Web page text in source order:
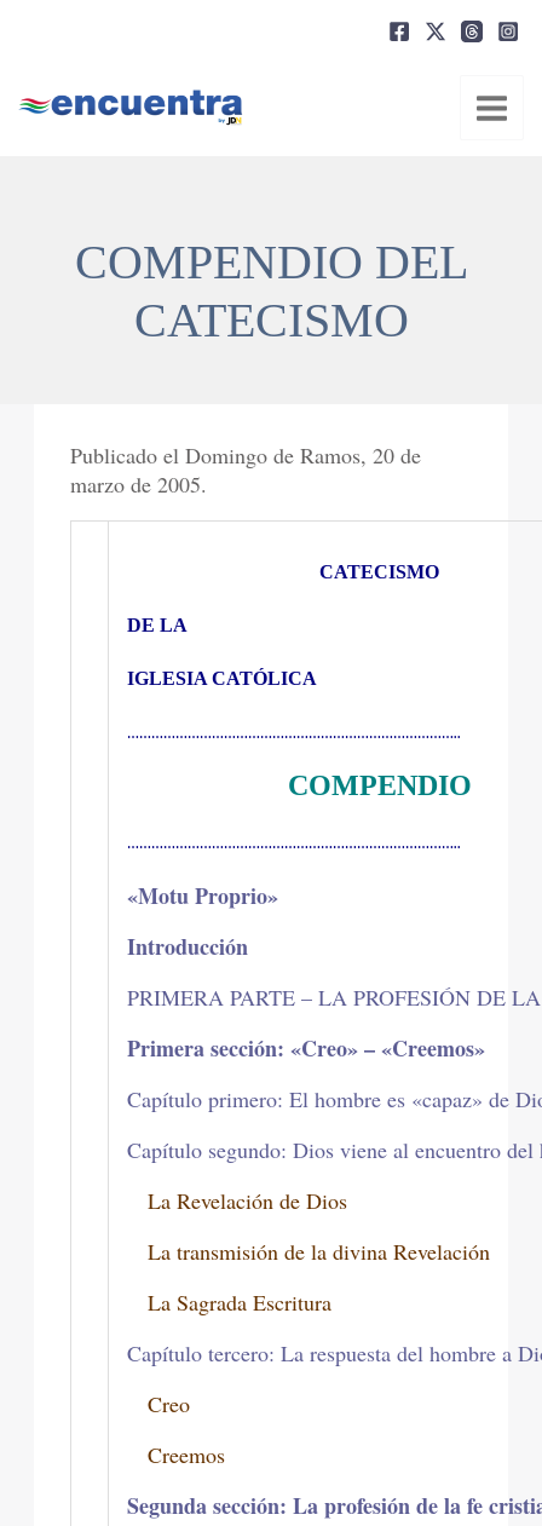
COMPENDIO DEL
CATECISMO
Publicado el Domingo de Ramos, 20 de
marzo de 2005.
CATECISMO
DE LA
IGLESIA CATÓLICA
………………………………………………………………………..
COMPENDIO
………………………………………………………………………..
«Motu Proprio»
Introducción
PRIMERA PARTE – LA PROFESIÓN DE
Primera sección: «Creo» – «Creemos»
Capítulo primero: El hombre es «capaz» de
Capítulo segundo: Dios viene al encuentro del
La Revelación de Dios
La transmisión de la divina Revelación
La Sagrada Escritura
Capítulo tercero: La respuesta del hombre a
Creo
Creemos
Segunda sección: La profesión de la fe